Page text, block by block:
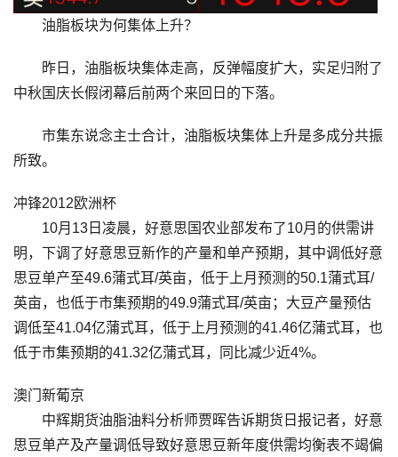
油脂板块为何集体上升？
昨日，油脂板块集体走高，反弹幅度扩大，实足归附了
中秋国庆长假闭幕后前两个来回日的下落。
市集东说念主士合计，油脂板块集体上升是多成分共振
所致。
冲锋2012欧洲杯
10月13日凌晨，好意思国农业部发布了10月的供需讲
明，下调了好意思豆新作的产量和单产预期，其中调低好意
思豆单产至49.6蒲式耳/英亩，低于上月预测的50.1蒲式耳/
英亩，也低于市集预期的49.9蒲式耳/英亩；大豆产量预估
调低至41.04亿蒲式耳，低于上月预测的41.46亿蒲式耳，也
低于市集预期的41.32亿蒲式耳，同比减少近4%。
澳门新葡京
中辉期货油脂油料分析师贾晖告诉期货日报记者，好意
思豆单产及产量调低导致好意思豆新年度供需均衡表不竭偏